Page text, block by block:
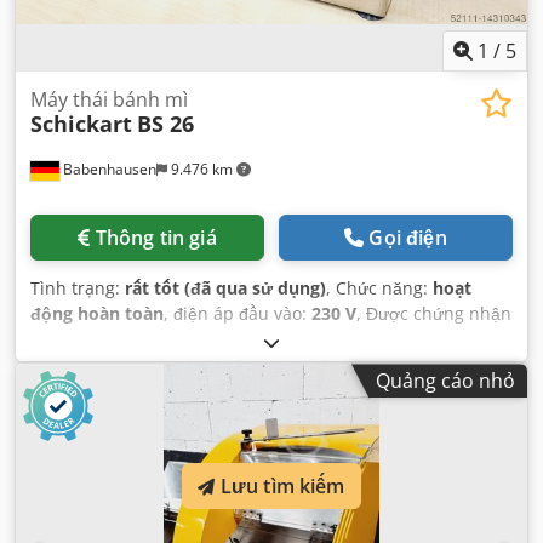
1 / 5
Babenhausen 9.476 km
Máy thái bánh mì
Schickart BS 26
Thông tin giá Gọi điện
Tình trạng: rất tốt (đã qua sử dụng), Chức năng: hoạt
động hoàn toàn, điện áp đầu vào: 230 V, Được chứng nhận
, loại dòng điện đầu vào:
không khí, tần số đầu vào:50 Hz, năm đại tu cuối cùng:
2026, Quảng cáo nhỏ
Lưu tìm kiếm